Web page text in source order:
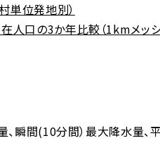
単位発地別）
人口の3か年比較（1kmメッ
、瞬間(10分間）最大降水量